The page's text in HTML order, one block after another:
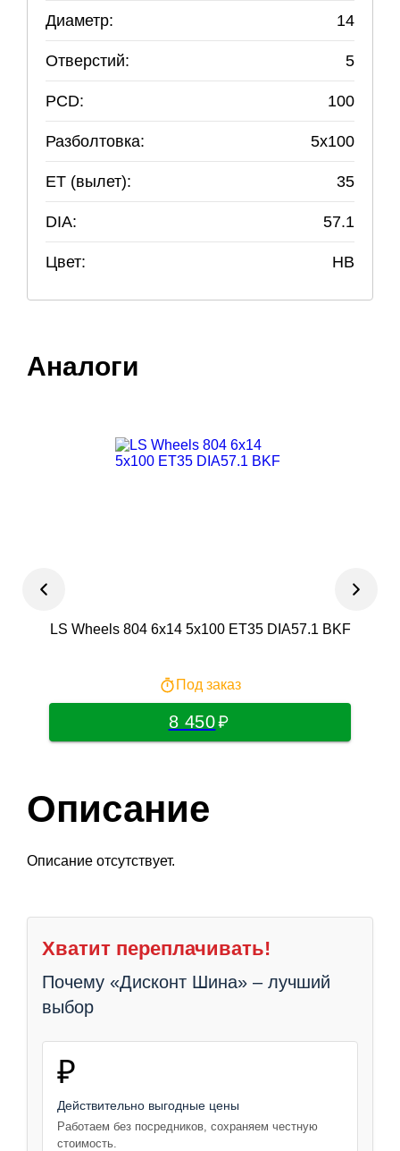
Диаметр: 14
Отверстий: 5
PCD: 100
Разболтовка: 5x100
ET (вылет): 35
DIA: 57.1
Цвет: HB
Аналоги
LS Wheels 804 6x14 5x100 ET35 DIA57.1 BKF
Под заказ
8 450
Описание
Описание отсутствует.
Хватит переплачивать!
Почему «Дисконт Шина» – лучший
выбор
₽
Действительно выгодные цены
Работаем без посредников, сохраняем честную
стоимость.